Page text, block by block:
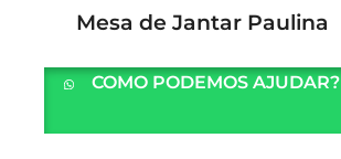
LER MAIS
Mesa de Jantar Paulina
COMO PODEMOS AJUDAR?